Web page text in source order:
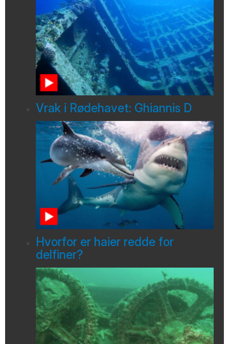
Vrak i Rødehavet: Ghiannis D
Hvorfor er haier redde for
delfiner?